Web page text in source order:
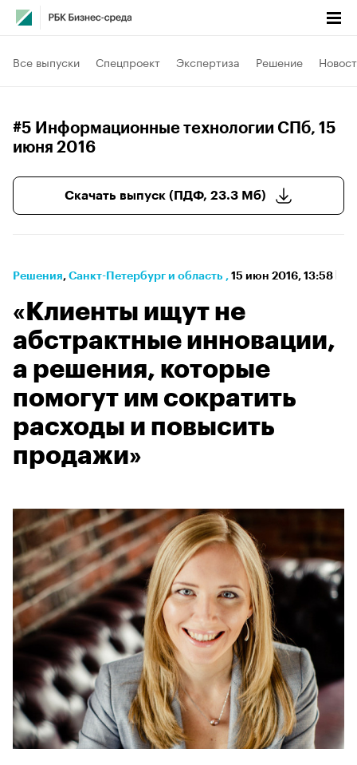
Все выпуски Спецпроект Экспертиза Решение
#5 Информационные технологии СПб, 15
июня 2016
Скачать выпуск (ПДФ, 23.3 Мб)
Решения⁠, Санкт-Петербург и область , 15 июн 2016, 13:58
«Клиенты ищут не
абстрактные инновации,
а решения, которые
помогут им сократить
расходы и повысить
продажи»